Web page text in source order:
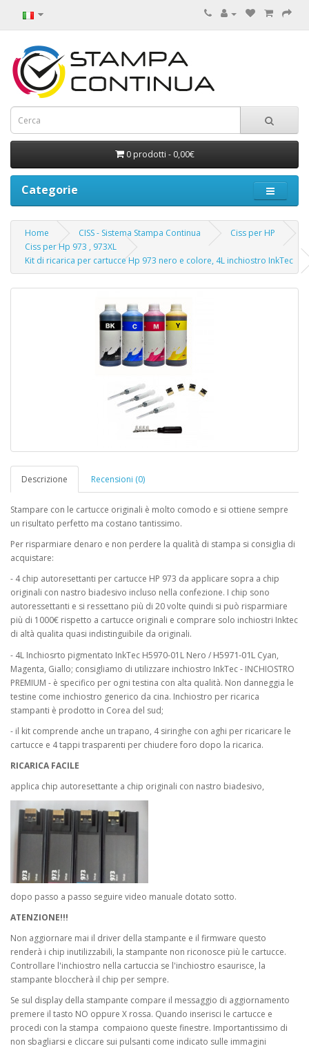
0 prodotti - 0,00€
Categorie
Home CISS - Sistema Stampa Continua
Ciss per HP
Ciss per Hp 973 , 973XL
Kit di ricarica per cartucce Hp 973 nero e colore, 4L inchiostro InkTec
Descrizione Recensioni (0)
Stampare con le cartucce originali è molto comodo e si ottiene sempre
un risultato perfetto ma costano tantissimo.
Per risparmiare denaro e non perdere la qualità di stampa si consiglia di
acquistare:
- 4 chip autoresettanti per cartucce HP 973 da applicare sopra a chip
originali con nastro biadesivo incluso nella confezione. I chip sono
autoressettanti e si ressettano più di 20 volte quindi si può risparmiare
più di 1000€ rispetto a cartucce originali e comprare solo inchiostri Inktec
di altà qualita quasi indistinguibile da originali.
- 4L Inchiosrto pigmentato InkTec H5970-01L Nero / H5971-01L Cyan,
Magenta, Giallo; consigliamo di utilizzare inchiostro InkTec - INCHIOSTRO
PREMIUM - è specifico per ogni testina con alta qualità. Non danneggia le
testine come inchiostro generico da cina. Inchiostro per ricarica
stampanti è prodotto in Corea del sud;
- il kit comprende anche un trapano, 4 siringhe con aghi per ricaricare le
cartucce e 4 tappi trasparenti per chiudere foro dopo la ricarica.
RICARICA FACILE
applica chip autoresettante a chip originali con nastro biadesivo,
dopo passo a passo seguire video manuale dotato sotto.
ATENZIONE!!!
Non aggiornare mai il driver della stampante e il firmware questo
renderà i chip inutilizzabili, la stampante non riconosce più le cartucce.
Controllare l'inchiostro nella cartuccia se l'inchiostro esaurisce, la
stampante bloccherà il chip per sempre.
Se sul display della stampante compare il messaggio di aggiornamento
premere il tasto NO oppure X rossa. Quando inserisci le cartucce e
procedi con la stampa compaiono queste finestre. Importantissimo di
non sbagliarsi e cliccare sui pulsanti come indicato sulle immagini